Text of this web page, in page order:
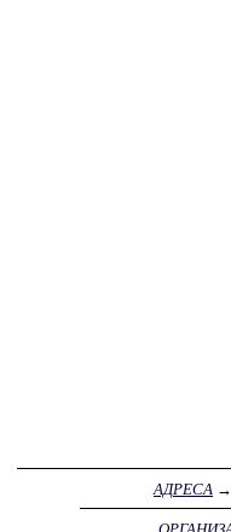
АДРЕСА →